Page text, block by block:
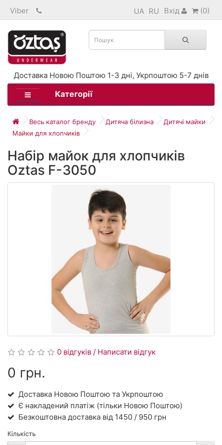
Viber (0)
Вхід
UA RU
Доставка Новою Поштою 1-3 дні, Укрпоштою 5-7 днів
Категорії
Весь каталог бренду Дитяча білизна
Дитячі майки
Майки для хлопчиків
Набір майок для хлопчиків
Oztas F-3050
0 відгуків / Написати відгук
0 грн.
Доставка Новою Поштою та Укрпоштою
Є накладений платіж (тільки Новою Поштою)
Безкоштовна доставка від 1450 / 950 грн
Кількість